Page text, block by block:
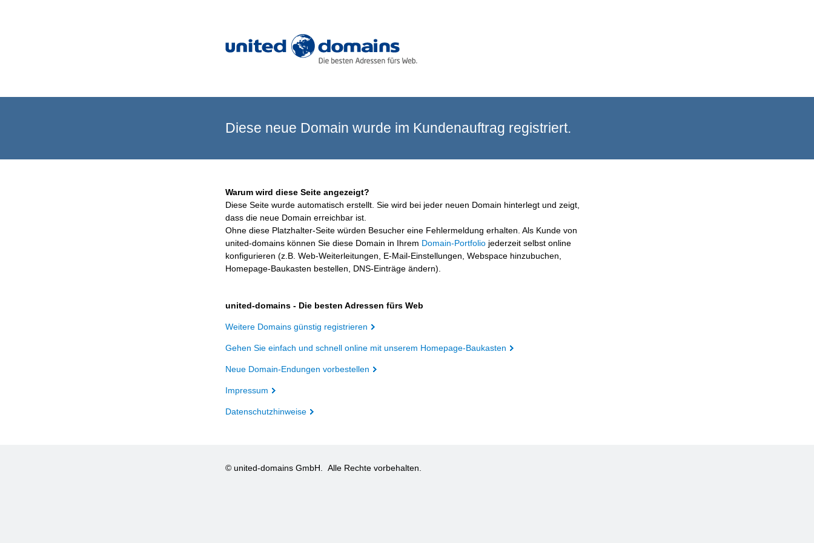
Diese neue Domain wurde im Kundenauftrag registriert.
Warum wird diese Seite angezeigt?
Diese Seite wurde automatisch erstellt. Sie wird bei jeder neuen Domain hinterlegt und zeigt,
dass die neue Domain erreichbar ist.
Ohne diese Platzhalter-Seite würden Besucher eine Fehlermeldung erhalten. Als Kunde von
united-domains können Sie diese Domain in Ihrem Domain-Portfolio jederzeit selbst online
konfigurieren (z.B. Web-Weiterleitungen, E-Mail-Einstellungen, Webspace hinzubuchen,
Homepage-Baukasten bestellen, DNS-Einträge ändern).
united-domains - Die besten Adressen fürs Web
Weitere Domains günstig registrieren
Gehen Sie einfach und schnell online mit unserem Homepage-Baukasten
Neue Domain-Endungen vorbestellen
Impressum
Datenschutzhinweise
© united-domains GmbH. Alle Rechte vorbehalten.